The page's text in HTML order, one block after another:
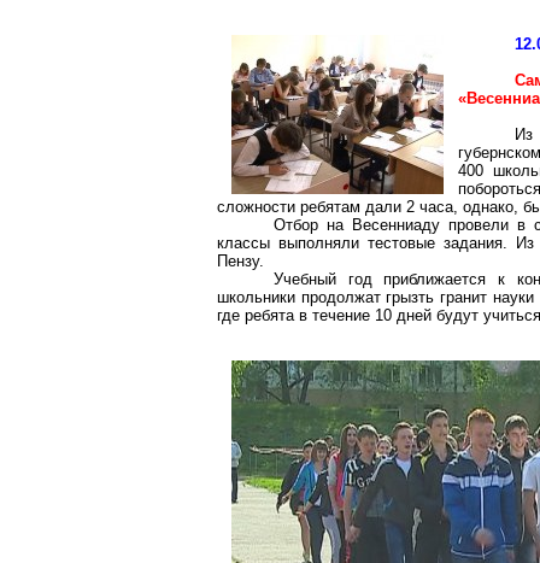
Из
400
сложности ребятам дали 2 часа, однако,
Отбор на Весенниаду провели в
классы выполняли тестовые задания.
Пензу.
Учебный год приближается к
школьники продолжат грызть гранит
где ребята в течение 10 дней будут